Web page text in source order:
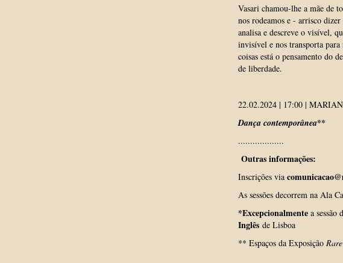
Vasari chamou-lhe a mãe de
nos rodeamos e - arrisco
analisa e descreve o visível,
invisível e nos transporta
coisas está o pensamento do
de liberdade.
22.02.2024 | 17:00 |
Dança contemporânea**
...................
Outras informações:
Inscrições via
As sessões decorrem na Ala
*Excepcionalmentea sessão
Inglêsde Lisboa
** Espaços da Exposição